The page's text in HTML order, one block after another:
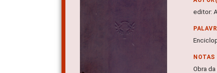
editor:
NOTAS
Obra